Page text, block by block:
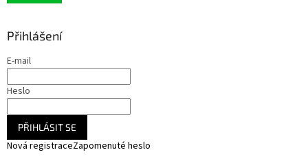
Přihlášení
E-mail
Heslo
PŘIHLÁSIT SE
Nová registraceZapomenuté heslo